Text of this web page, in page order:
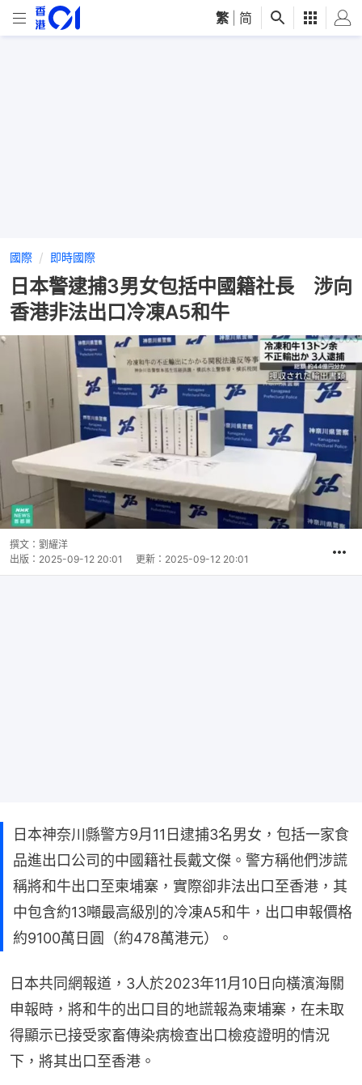
繁 简
國際 即時國際
日本警逮捕3男女包括中國籍社長 涉向
香港非法出口冷凍A5和牛
撰文： 劉耀洋
出版： 2025-09-12 20:01 更新： 2025-09-12 20:01
日本神奈川縣警方9月11日逮捕3名男女，包括一家食
品進出口公司的中國籍社長戴文傑。警方稱他們涉謊
稱將和牛出口至柬埔寨，實際卻非法出口至香港，其
中包含約13噸最高級別的冷凍A5和牛，出口申報價格
約9100萬日圓（約478萬港元）。
日本共同網報道，3人於2023年11月10日向橫濱海關
申報時，將和牛的出口目的地謊報為柬埔寨，在未取
得顯示已接受家畜傳染病檢查出口檢疫證明的情況
下，將其出口至香港。